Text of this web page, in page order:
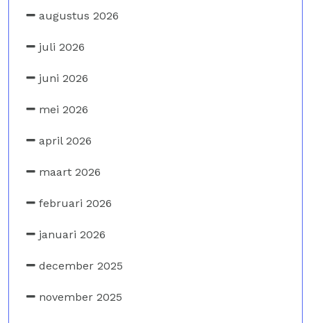
augustus 2026
juli 2026
juni 2026
mei 2026
april 2026
maart 2026
februari 2026
januari 2026
december 2025
november 2025